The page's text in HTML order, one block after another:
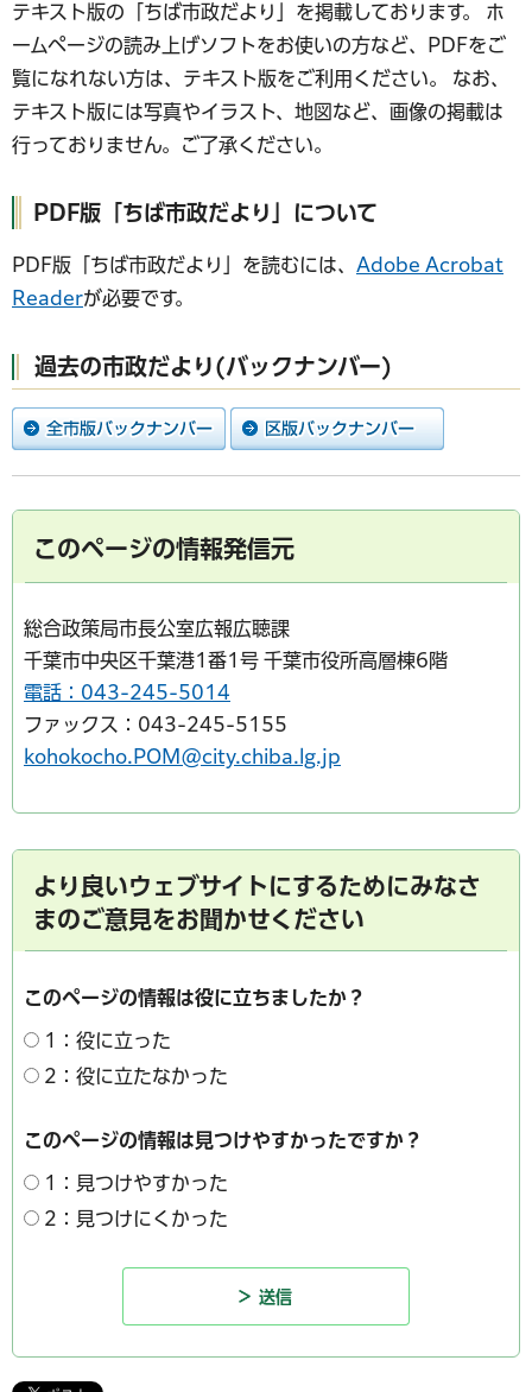
テキスト版の「ちば市政だより」を掲載しております。 ホ
ームページの読み上げソフトをお使いの方など、PDFをご
覧になれない方は、テキスト版をご利用ください。 なお、
テキスト版には写真やイラスト、地図など、画像の掲載は
行っておりません。ご了承ください。
PDF版「ちば市政だより」について
PDF版「ちば市政だより」を読むには、 Adobe Acrobat
Readerが必要です。
過去の市政だより(バックナンバー)
このページの情報発信元
総合政策局市長公室広報広聴課
千葉市中央区千葉港1番1号 千葉市役所高層棟6階
電話：043-245-5014
ファックス：043-245-5155
kohokocho.POM@city.chiba.lg.jp
より良いウェブサイトにするためにみなさ
まのご意見をお聞かせください
このページの情報は役に立ちましたか？
1：役に立った
2：役に立たなかった
このページの情報は見つけやすかったですか？
1：見つけやすかった
2：見つけにくかった